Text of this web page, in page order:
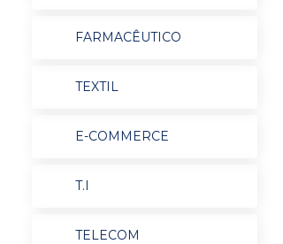
FARMACÊUTICO
TEXTIL
E-COMMERCE
T.I
TELECOM